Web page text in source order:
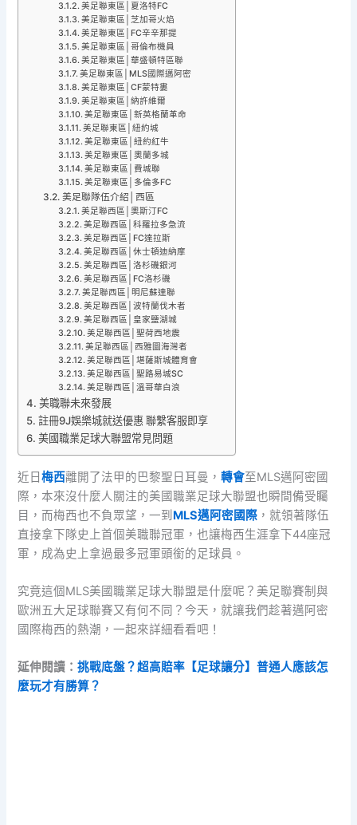
美足聯東區│夏洛特FC
美足聯東區│芝加哥火焰
美足聯東區│FC辛辛那提
美足聯東區│哥倫布機員
美足聯東區│華盛頓特區聯
美足聯東區│MLS國際邁阿密
美足聯東區│CF蒙特婁
美足聯東區│納許維爾
美足聯東區│新英格蘭革命
美足聯東區│紐約城
美足聯東區│紐約紅牛
美足聯東區│奧蘭多城
美足聯東區│費城聯
美足聯東區│多倫多FC
美足聯隊伍介紹│西區
美足聯西區│奧斯汀FC
美足聯西區│科羅拉多急流
美足聯西區│FC達拉斯
美足聯西區│休士頓迪納摩
美足聯西區│洛杉磯銀河
美足聯西區│FC洛杉磯
美足聯西區│明尼蘇達聯
美足聯西區│波特蘭伐木者
美足聯西區│皇家鹽湖城
美足聯西區│聖荷西地震
美足聯西區│西雅圖海灣者
美足聯西區│堪薩斯城體育會
美足聯西區│聖路易城SC
美足聯西區│溫哥華白浪
美職聯未來發展
註冊9J娛樂城就送優惠 聯繫客服即享
美國職業足球大聯盟常見問題
近日梅西離開了法甲的巴黎聖日耳曼，轉會至MLS邁阿密國
際，本來沒什麼人關注的美國職業足球大聯盟也瞬間備受矚
目，而梅西也不負眾望，一到 MLS邁阿密國際 ，就領著隊伍
直接拿下隊史上首個美職聯冠軍，也讓梅西生涯拿下44座冠
軍，成為史上拿過最多冠軍頭銜的足球員。
究竟這個MLS美國職業足球大聯盟是什麼呢？美足聯賽制與
歐洲五大足球聯賽又有何不同？今天，就讓我們趁著邁阿密
國際梅西的熱潮，一起來詳細看看吧！
延伸閱讀：挑戰底盤？超高賠率【足球讓分】普通人應該怎
麼玩才有勝算？